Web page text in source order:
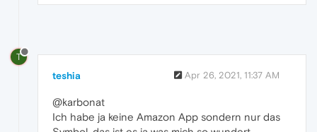
T
teshia Apr 26, 2021, 11:37 AM
@karbonat
Ich habe ja keine Amazon App sondern nur das